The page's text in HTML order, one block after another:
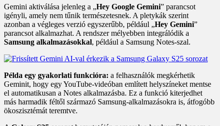
Gemini aktiválása jelenleg a „Hey Google Gemini” parancsot
igényli, amely nem tűnik természetesnek. A pletykák szerint
azonban a végleges verzió egyszerűbb, például „Hey Gemini”
parancsot alkalmazhat. A rendszer mélyebben integrálódik a
Samsung alkalmazásokkal, például a Samsung Notes-szal.
Példa egy gyakorlati funkcióra: a felhasználók megkérhetik
Geminit, hogy egy YouTube-videóban említett helyszíneket mentse
el automatikusan a Notes alkalmazásba. Ez a funkció kiterjedhet
más harmadik féltől származó Samsung-alkalmazásokra is, átfogóbb
ökoszisztémát teremtve.